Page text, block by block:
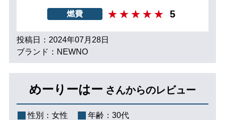
燃費 5
投稿日：2024年07月28日
ブランド：NEWNO
めーりーはー さんからのレビュー
性別： 女性 年齢： 30代